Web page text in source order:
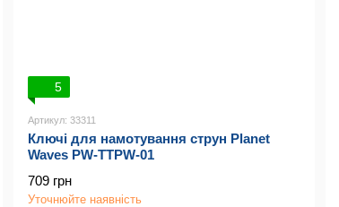
5
Артикул: 33311
Ключі для намотування струн Planet
Waves PW-TTPW-01
709 грн
Уточнюйте наявність